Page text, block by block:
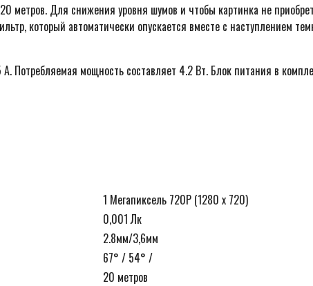
метров. Для снижения уровня шумов и чтобы картинка не
который автоматически опускается вместе с наступлением
Потребляемая мощность составляет 4.2 Вт. Блок питания в
1 Мегапиксель 720P (1280 х 720)
0,001 Лк
2.8мм/3,6мм
67° / 54° /
20 метров